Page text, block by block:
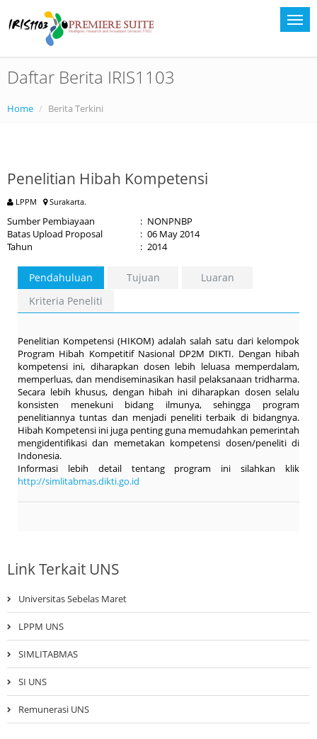
Daftar Berita IRIS1103
Home Berita Terkini
Penelitian Hibah Kompetensi
LPPM Surakarta.
Sumber Pembiayaan : NONPNBP
Batas Upload Proposal
: 06 May 2014
Tahun
: 2014
Pendahuluan Tujuan
Luaran
Kriteria Peneliti
Penelitian Kompetensi (HIKOM) adalah salah satu dari kelompok
Program Hibah Kompetitif Nasional DP2M DIKTI. Dengan hibah
kompetensi ini, diharapkan dosen lebih leluasa memperdalam,
memperluas, dan mendiseminasikan hasil pelaksanaan tridharma.
Secara lebih khusus, dengan hibah ini diharapkan dosen selalu
konsisten menekuni bidang ilmunya, sehingga program
penelitiannya tuntas dan menjadi peneliti terbaik di bidangnya.
Hibah Kompetensi ini juga penting guna memudahkan pemerintah
mengidentifikasi dan memetakan kompetensi dosen/peneliti di
Indonesia.
Informasi lebih detail tentang program ini silahkan klik
http://simlitabmas.dikti.go.id
Link Terkait UNS
Universitas Sebelas Maret
LPPM UNS
SIMLITABMAS
SI UNS
Remunerasi UNS